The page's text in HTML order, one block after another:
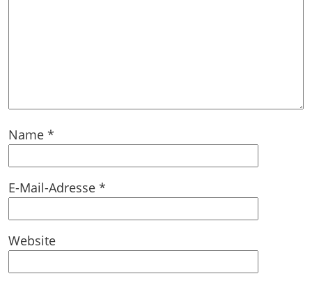
Name *
E-Mail-Adresse *
Website